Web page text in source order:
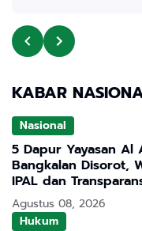
KABAR
Nasional
5 Dapur Yayasan Al
Bangkalan Disorot,
IPAL dan
Bergizi Gratis
Agustus 08, 2026
Hukum